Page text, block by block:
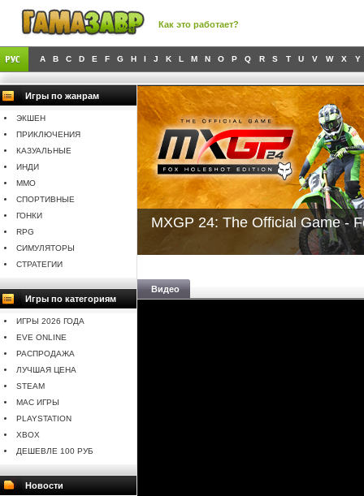
Как это работает?
A B C D E F G H I J K L M N O P Q R S T U V W X Y
Игры по жанрам
ЭКШЕН
ПРИКЛЮЧЕНИЯ
КАЗУАЛЬНЫЕ
ИНДИ
MMO
СПОРТИВНЫЕ
ГОНКИ
RPG
СИМУЛЯТОРЫ
СТРАТЕГИИ
Игры по категориям
ИГРЫ 2026 ГОДА
EVE ONLINE
РАСПРОДАЖА
ЛУЧШАЯ ЦЕНА
STEAM
MAC ИГРЫ
PLAYSTATION
XBOX
ДЕШЕВЛЕ 100 РУБ
Новости
MXGP 24: The Official Game -
Видео